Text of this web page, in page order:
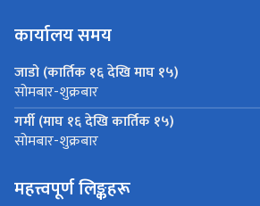
कार्यालय समय
जाडो (कार्तिक १६ देखि माघ १५)
सोमबार-शुक्रबार
गर्मी (माघ १६ देखि कार्तिक १५)
सोमबार-शुक्रबार
महत्त्वपूर्ण लिङ्कहरू